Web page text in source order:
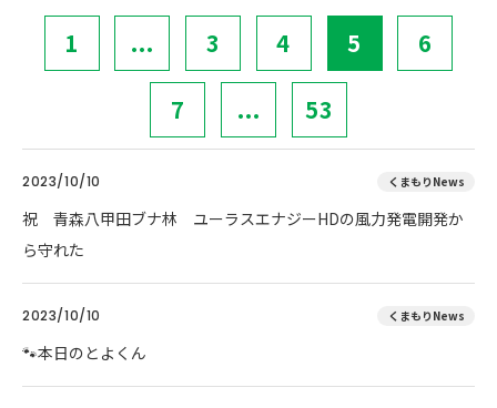
1 ... 3 4 5 6
7 ... 53
2023/10/10 くまもりNews
祝 青森八甲田ブナ林 ユーラスエナジーHDの風力発電開発か
ら守れた
2023/10/10 くまもりNews
🐾本日のとよくん